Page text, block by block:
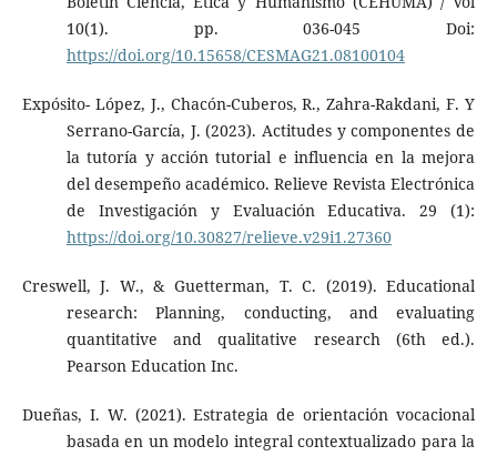
10(1). pp. 036-045 Doi:
https://doi.org/10.15658/CESMAG21.08100104
Expósito- López, J., Chacón-Cuberos, R., Zahra-Rakdani, F. Y
Serrano-García, J. (2023). Actitudes y componentes de
la tutoría y acción tutorial e influencia en la mejora
del desempeño académico. Relieve Revista Electrónica
de Investigación y Evaluación Educativa. 29 (1):
https://doi.org/10.30827/relieve.v29i1.27360
Creswell, J. W., & Guetterman, T. C. (2019). Educational
research: Planning, conducting, and evaluating
quantitative and qualitative research (6th ed.).
Pearson Education Inc.
Dueñas, I. W. (2021). Estrategia de orientación vocacional
basada en un modelo integral contextualizado para la